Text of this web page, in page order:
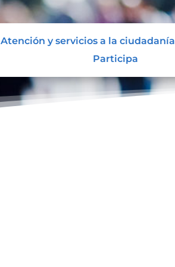
Atención y servicios a la ciudadanía
Participa